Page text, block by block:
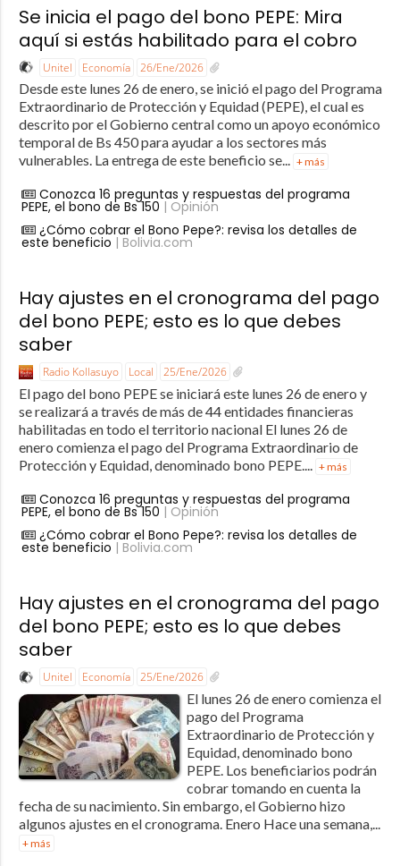
Se inicia el pago del bono PEPE: Mira
aquí si estás habilitado para el cobro
Unitel Economía 26/Ene/2026
Desde este lunes 26 de enero, se inició el pago del Programa
Extraordinario de Protección y Equidad (PEPE), el cual es
descrito por el Gobierno central como un apoyo económico
temporal de Bs 450 para ayudar a los sectores más
vulnerables. La entrega de este beneficio se... + más
Conozca 16 preguntas y respuestas del programa
PEPE, el bono de Bs 150 | Opinión
¿Cómo cobrar el Bono Pepe?: revisa los detalles de
este beneficio | Bolivia.com
Hay ajustes en el cronograma del pago
del bono PEPE; esto es lo que debes
saber
Radio Kollasuyo Local 25/Ene/2026
El pago del bono PEPE se iniciará este lunes 26 de enero y
se realizará a través de más de 44 entidades financieras
habilitadas en todo el territorio nacional El lunes 26 de
enero comienza el pago del Programa Extraordinario de
Protección y Equidad, denominado bono PEPE.... + más
Conozca 16 preguntas y respuestas del programa
PEPE, el bono de Bs 150 | Opinión
¿Cómo cobrar el Bono Pepe?: revisa los detalles de
este beneficio | Bolivia.com
Hay ajustes en el cronograma del pago
del bono PEPE; esto es lo que debes
saber
Unitel Economía 25/Ene/2026
El lunes 26 de enero comienza el
pago del Programa
Extraordinario de Protección y
Equidad, denominado bono
PEPE. Los beneficiarios podrán
cobrar tomando en cuenta la
fecha de su nacimiento. Sin embargo, el Gobierno hizo
algunos ajustes en el cronograma. Enero Hace una semana,...
+ más